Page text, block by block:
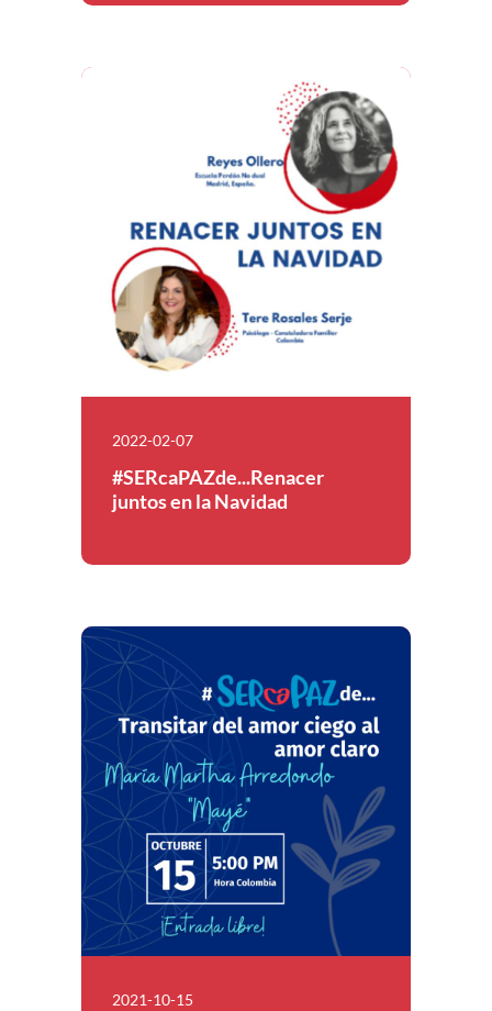
2022-02-07
#SERcaPAZde...Renacer
juntos en la Navidad
2021-10-15